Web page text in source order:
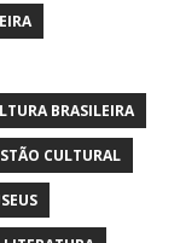
BRASILEIRA
CULTURAL